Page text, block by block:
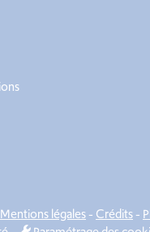
Mentions légales- Crédits-